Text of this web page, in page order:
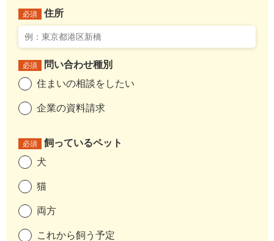
必須 住所
必須
問い合わせ種別
住まいの相談をしたい
企業の資料請求
必須
飼っているペット
犬
猫
両方
これから飼う予定